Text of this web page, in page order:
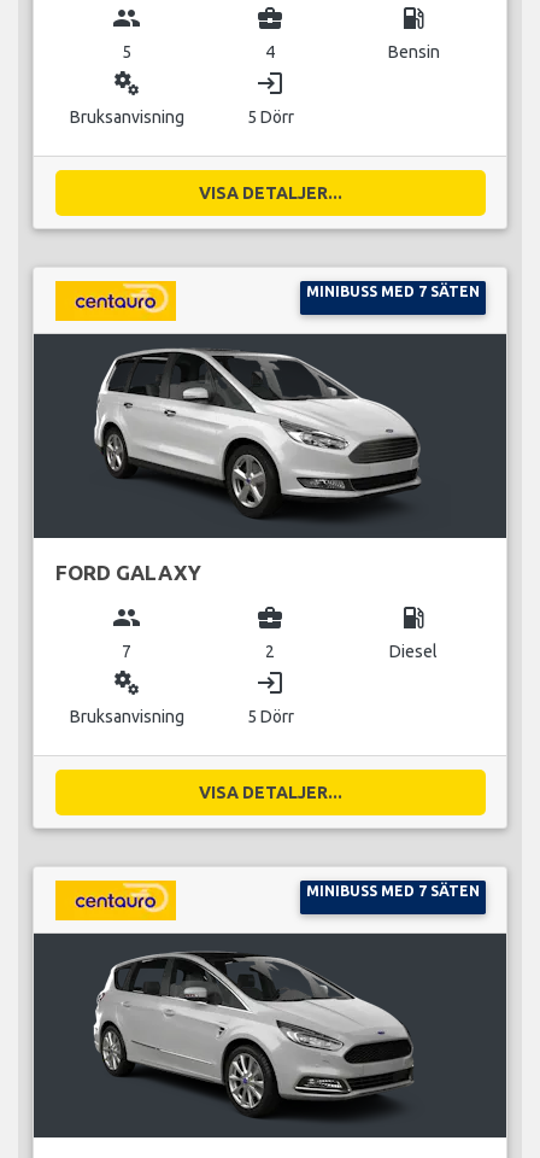
group
5
business_center
4
local_gas_station
Bensin
miscellaneous_services
Bruksanvisning
login
5 Dörr
VISA DETALJER...
MINIBUSS MED 7 SÄTEN
FORD GALAXY
group
7
business_center
2
local_gas_station
Diesel
miscellaneous_services
Bruksanvisning
login
5 Dörr
VISA DETALJER...
MINIBUSS MED 7 SÄTEN